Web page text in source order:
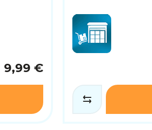
9,99 €